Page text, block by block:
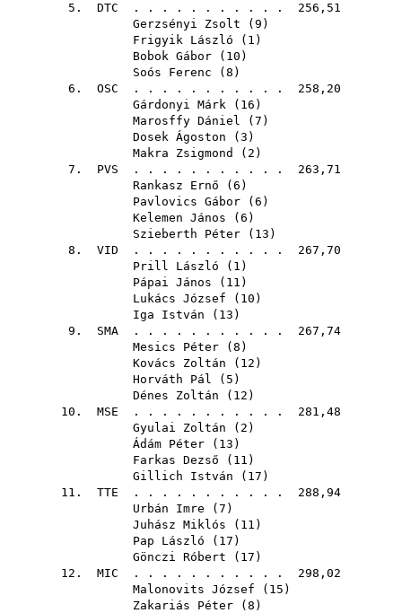
5. DTC . . . . . . . . . . . 256,51
Gerzsényi Zsolt ( 9 )
Frigyik László ( 1 )
Bobok Gábor ( 10 )
Soós Ferenc ( 8 )
6. OSC . . . . . . . . . . . 258,20
Gárdonyi Márk ( 16 )
Marosffy Dániel ( 7 )
Dosek Ágoston ( 3 )
Makra Zsigmond
( 2 )
7. PVS . . . . . . . . . . . 263,71
Rankasz Ernő ( 6 )
Pavlovics Gábor ( 6 )
Kelemen János ( 6 )
Szieberth Péter ( 13 )
8. VID . . . . . . . . . . . 267,70
Prill László ( 1 )
Pápai János ( 11 )
Lukács József ( 10 )
Iga István ( 13 )
9. SMA . . . . . . . . . . . 267,74
Mesics Péter ( 8 )
Kovács Zoltán ( 12 )
Horváth Pál ( 5 )
Dénes Zoltán ( 12 )
10. MSE . . . . . . . . . . . 281,48
Gyulai Zoltán ( 2 )
Ádám Péter ( 13 )
Farkas Dezső ( 11 )
Gillich István ( 17 )
11. TTE . . . . . . . . . . . 288,94
Urbán Imre ( 7 )
Juhász Miklós ( 11 )
Pap László ( 17 )
Gönczi Róbert ( 17 )
12. MIC . . . . . . . . . . . 298,02
Malonovits József ( 15 )
Zakariás Péter ( 8 )